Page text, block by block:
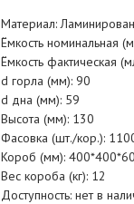
Материал:
Ёмкость номинальная
Ёмкость фактическая
d горла (мм): 90
d дна (мм): 59
Высота (мм): 130
Фасовка (шт./кор.):
Короб (мм):
Вес короба (кг): 12
Доступность: нет в